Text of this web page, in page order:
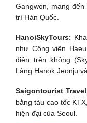
Gangwon, mang
trí Hàn Quốc.
HanoiSkyTours:
như Công viên
điện trên không
Làng Hanok Jeonju
Saigontourist
bằng tàu cao tốc
hiện đại của Seoul.